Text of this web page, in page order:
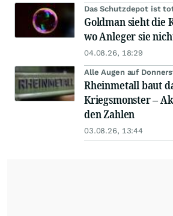
Das Schutzdepot ist
Goldman sieht die
wo Anleger sie
04.08.26, 18:29
Alle Augen auf
Rheinmetall baut
Kriegsmonster –
den Zahlen
03.08.26, 13:44